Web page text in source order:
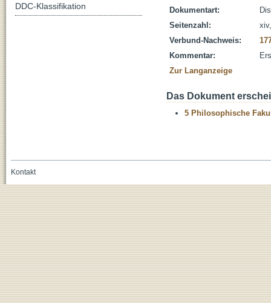
Dokumentart:
Seitenzahl:
Verbund-Nachweis:
Kommentar:
Zur Langanzeige
Das Dokument
5 Philosophische
DDC-Klassifikation
Kontakt